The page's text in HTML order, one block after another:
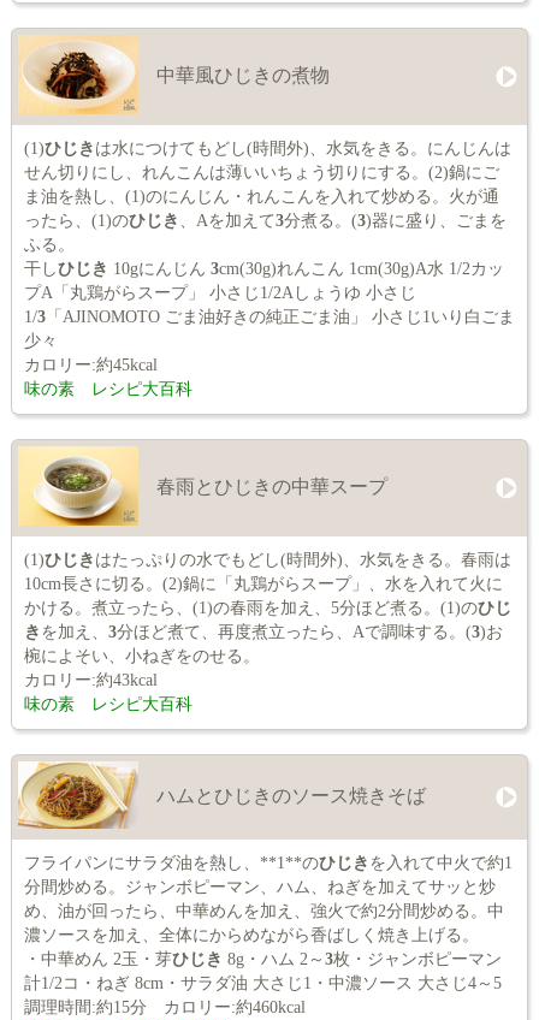
中華風ひじきの煮物
(1)ひじき は水につけてもどし(時間外)、水気をきる。にんじんは
せん切りにし、れんこんは薄いいちょう切りにする。(2)鍋にご
ま油を熱し、(1)のにんじん・れんこんを入れて炒める。火が通
ったら、(1)のひじき 、Aを加えて3分煮る。(3)器に盛り、ごまを
ふる。
干しひじき 10gにんじん 3cm(30g)れんこん 1cm(30g)A水 1/2カッ
プA「丸鶏がらスープ」 小さじ1/2Aしょうゆ 小さじ
1/3「AJINOMOTO ごま油好きの純正ごま油」 小さじ1いり白ごま
少々
カロリー:約45kcal
味の素 レシピ大百科
春雨とひじきの中華スープ
(1)ひじき はたっぷりの水でもどし(時間外)、水気をきる。春雨は
10cm長さに切る。(2)鍋に「丸鶏がらスープ」、水を入れて火に
かける。煮立ったら、(1)の春雨を加え、5分ほど煮る。(1)のひじ
き を加え、 3分ほど煮て、再度煮立ったら、Aで調味する。(3)お
椀によそい、小ねぎをのせる。
カロリー:約43kcal
味の素 レシピ大百科
ハムとひじきのソース焼きそば
フライパンにサラダ油を熱し、**1**のひじき を入れて中火で約1
分間炒める。ジャンボピーマン、ハム、ねぎを加えてサッと炒
め、油が回ったら、中華めんを加え、強火で約2分間炒める。中
濃ソースを加え、全体にからめながら香ばしく焼き上げる。
・中華めん 2玉・芽ひじき 8g・ハム 2～ 3枚・ジャンボピーマン
計1/2コ・ねぎ 8cm・サラダ油 大さじ1・中濃ソース 大さじ4～5
調理時間:約15分 カロリー:約460kcal